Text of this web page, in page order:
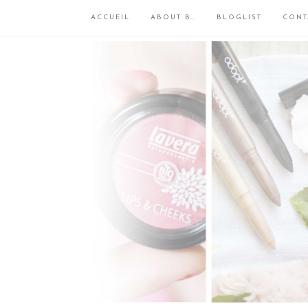
ACCUEIL ABOUT B… BLOGLIST